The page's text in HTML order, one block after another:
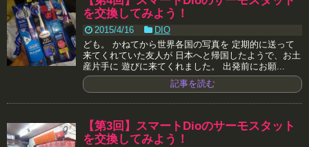
を交換してみよう！
2015/4/16
DIO
ども。 かねてから世界各国の写真を 定期的に送って
来てくれていた友人が 日本へと帰国したようで、お土
産片手に 遊びに来てくれました。 出発前にお願...
記事を読む
【第3回】スマートDioのサーモスタット
を交換してみよう！